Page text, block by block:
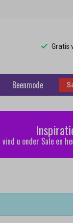
Gratis
Beenmode
vind u onder Sale en